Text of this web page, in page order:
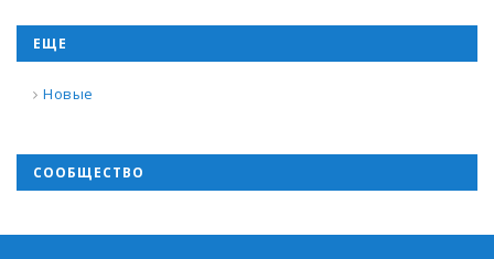
ЕЩЕ
Новые
СООБЩЕСТВО